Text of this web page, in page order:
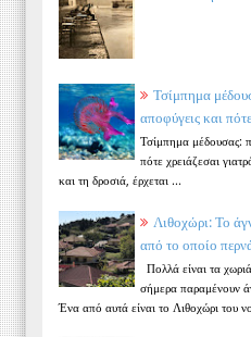
Τσίμπημα
αποφύγεις και
Τσίμπημα μέδουσας:
πότε χρειάζεσαι
και τη δροσιά, έρχεται ...
Λιθοχώρι: Το
από το οποίο
Πολλά είναι τα
σήμερα παραμένουν
Ένα από αυτά είναι το Λιθοχώρι του